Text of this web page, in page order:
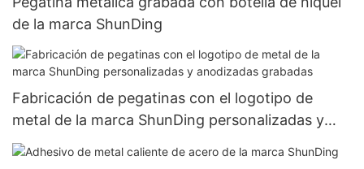
de la marca ShunDing
Fabricación de pegatinas con el logotipo de
metal de la marca ShunDing personalizadas y
anodizadas grabadas